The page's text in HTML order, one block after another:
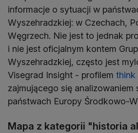
informacje o sytuacji w
Wyszehradzkiej: w Czechach,
Węgrzech. Nie jest to jednak
i nie jest oficjalnym kontem
Wyszehradzkiej, często jest
Visegrad Insight - profilem think
zajmującego się analizowaniem
państwach Europy Środkowo-
Mapa z kategorii "historia